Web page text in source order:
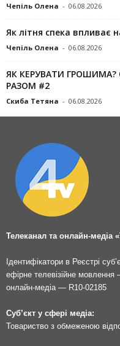
Чепіль Олена - 06.08.2026
Як літня спека впливає
Чепіль Олена - 06.08.2026
ЯК КЕРУВАТИ ГРОШИМА?
РАЗОМ #2
Скиба Тетяна - 06.08.2026
Телеканал та онлайн-медіа
Ідентифікатори в Реєстрі
ефірне телевізійне
онлайн-медіа — R10-02185
Суб’єкт у сфері медіа:
Товариство з обмеженою